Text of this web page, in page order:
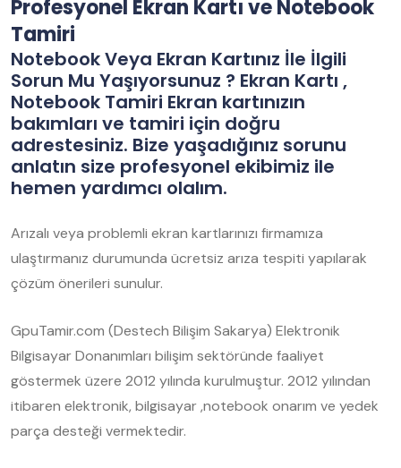
Profesyonel Ekran Kartı ve Notebook
Tamiri
Notebook Veya Ekran Kartınız İle İlgili
Sorun Mu Yaşıyorsunuz ? Ekran Kartı ,
Notebook Tamiri Ekran kartınızın
bakımları ve tamiri için doğru
adrestesiniz. Bize yaşadığınız sorunu
anlatın size profesyonel ekibimiz ile
hemen yardımcı olalım.
Arızalı veya problemli ekran kartlarınızı firmamıza
ulaştırmanız durumunda ücretsiz arıza tespiti yapılarak
çözüm önerileri sunulur.
GpuTamir.com (Destech Bilişim Sakarya) Elektronik
Bilgisayar Donanımları bilişim sektöründe faaliyet
göstermek üzere 2012 yılında kurulmuştur. 2012 yılından
itibaren elektronik, bilgisayar ,notebook onarım ve yedek
parça desteği vermektedir.